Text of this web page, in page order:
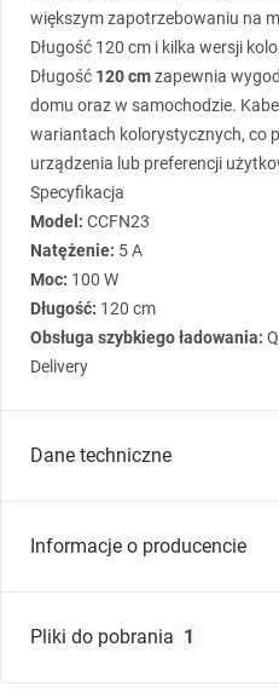
większym zapotrzebowaniu na
Długość 120 cm i kilka wersji
Długość 120 cmzapewnia
domu oraz w samochodzie.
wariantach kolorystycznych, co
urządzenia lub preferencji
Specyfikacja
Model: CCFN23
Natężenie: 5 A
Moc: 100 W
Długość: 120 cm
Obsługa szybkiego ładowania:
Delivery
Dane techniczne
Inne dane:
Złącze:
Maksymalna moc (W):
Informacje o producencie
Adres producenta:
Pliki do pobrania 1